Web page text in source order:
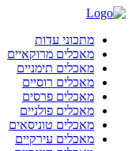
מתכוני עדות
מאכלים מרוקאיים
מאכלים תימניים
מאכלים רוסיים
מאכלים פרסים
מאכלים פולניים
מאכלים טוניסאים
מאכלים עירקיים